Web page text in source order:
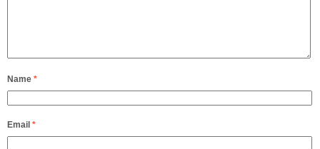
Name *
Email *